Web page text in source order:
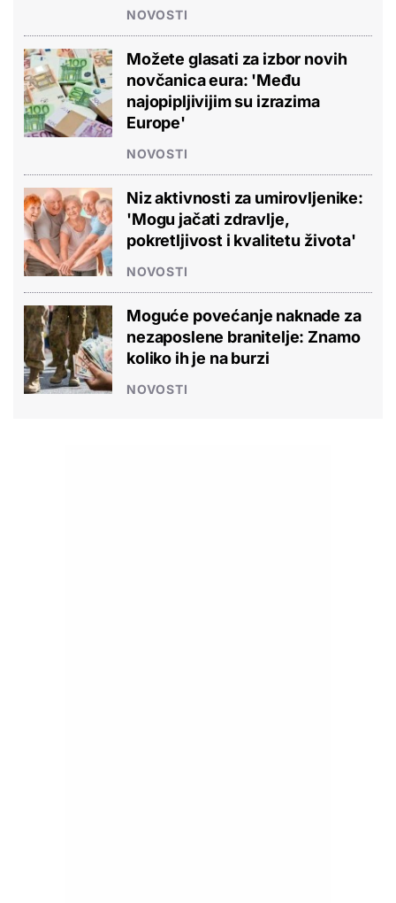
NOVOSTI
Možete glasati za izbor novih
novčanica eura: 'Među
najopipljivijim su izrazima
Europe'
NOVOSTI
Niz aktivnosti za umirovljenike:
'Mogu jačati zdravlje,
pokretljivost i kvalitetu života'
NOVOSTI
Moguće povećanje naknade za
nezaposlene branitelje: Znamo
koliko ih je na burzi
NOVOSTI